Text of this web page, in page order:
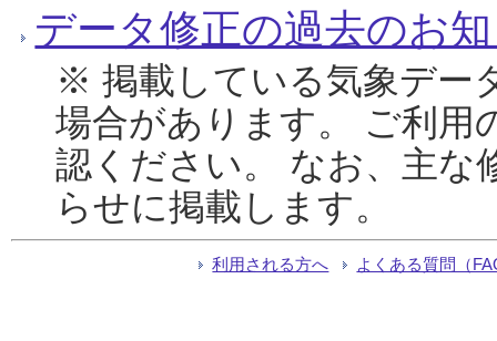
データ修正の過去のお
※ 掲載している気象デー
場合があります。 ご利用
認ください。 なお、主な
らせに掲載します。
利用される方へ よくある質問（